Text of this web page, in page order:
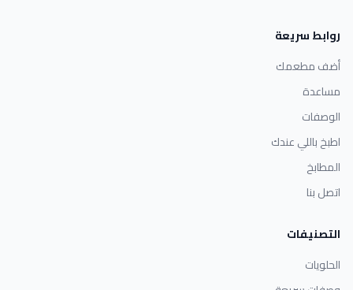
روابط سريعة
أضف مطعمك
مساعدة
الوصفات
اطبخ باللي عندك
المطابخ
اتصل بنا
التصنيفات
الحلويات